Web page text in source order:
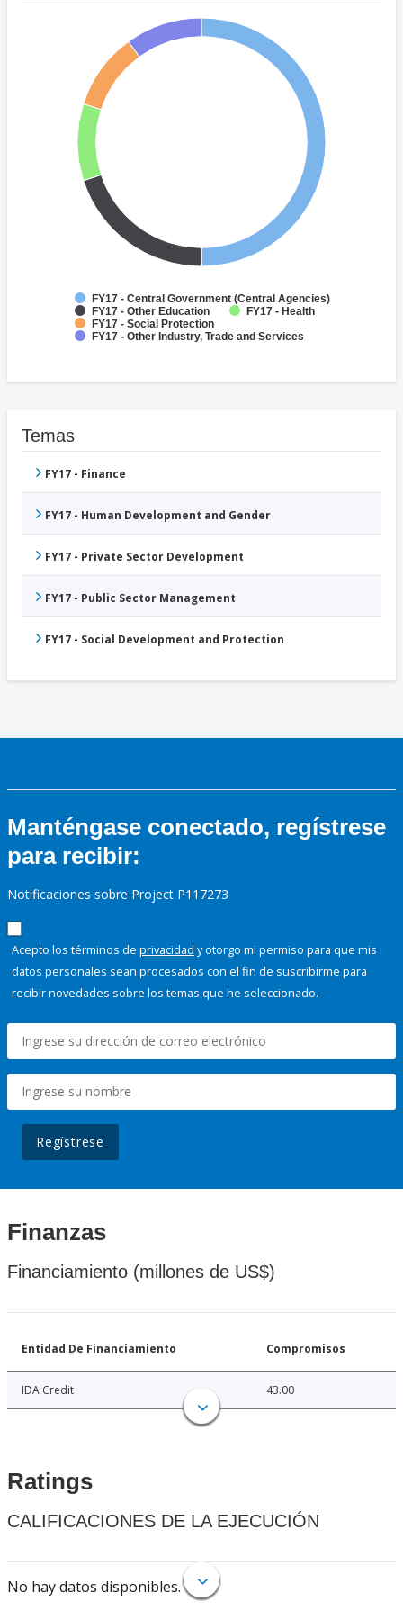
FY17 - Central Government (Central Agencies)
FY17 - Other Education
FY17 - Health
FY17 - Social Protection
FY17 - Other Industry, Trade and Services
Temas
FY17 - Finance
FY17 - Human Development and Gender
FY17 - Private Sector Development
FY17 - Public Sector Management
FY17 - Social Development and Protection
Manténgase conectado, regístrese
para recibir:
Notificaciones sobre Project P117273
Acepto los términos de privacidad y otorgo mi permiso para que mis
datos personales sean procesados con el fin de suscribirme para
recibir novedades sobre los temas que he seleccionado.
Regístrese
Finanzas
Financiamiento (millones de US$)
Entidad De Financiamiento Compromisos
IDA Credit 43.00
Ratings
CALIFICACIONES DE LA EJECUCIÓN
No hay datos disponibles.